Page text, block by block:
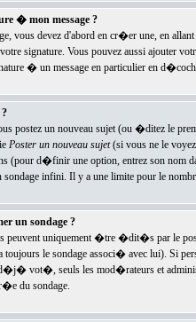
� mon message ?
vous devez d'abord en cr�er une, en
signature. Vous pouvez aussi ajouter
� un message en particulier en
postez un nouveau sujet (ou �ditez le
Poster un nouveau sujet(si vous ne le voyez
(pour d�finir une option, entrez son nom
sondage infini. Il y a une limite pour le
un sondage ?
peuvent uniquement �tre �dit�s par le
toujours le sondage associ� avec lui). Si
d�j� vot�, seuls les mod�rateurs et
du sondage.